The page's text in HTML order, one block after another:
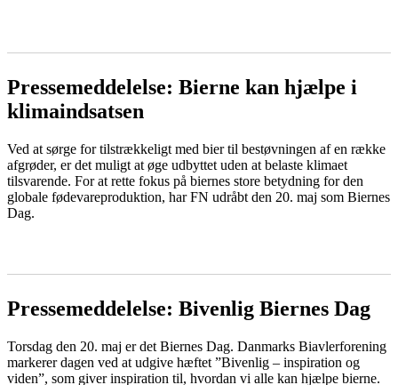
Pressemeddelelse: Bierne kan hjælpe i
klimaindsatsen
Ved at sørge for tilstrækkeligt med bier til bestøvningen af en række
afgrøder, er det muligt at øge udbyttet uden at belaste klimaet
tilsvarende. For at rette fokus på biernes store betydning for den
globale fødevareproduktion, har FN udråbt den 20. maj som Biernes
Dag.
Pressemeddelelse: Bivenlig Biernes Dag
Torsdag den 20. maj er det Biernes Dag. Danmarks Biavlerforening
markerer dagen ved at udgive hæftet ”Bivenlig – inspiration og
viden”, som giver inspiration til, hvordan vi alle kan hjælpe bierne.